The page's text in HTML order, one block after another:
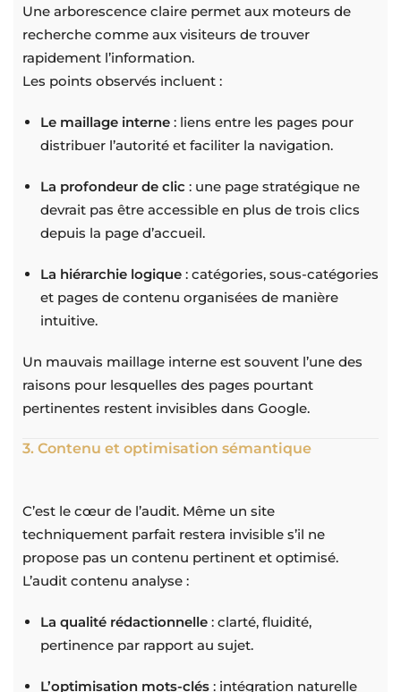
Une arborescence claire permet aux moteurs de
recherche comme aux visiteurs de trouver
rapidement l’information.
Les points observés incluent :
Le maillage interne : liens entre les pages pour
distribuer l’autorité et faciliter la navigation.
La profondeur de clic : une page stratégique ne
devrait pas être accessible en plus de trois clics
depuis la page d’accueil.
La hiérarchie logique : catégories, sous-catégories
et pages de contenu organisées de manière
intuitive.
Un mauvais maillage interne est souvent l’une des
raisons pour lesquelles des pages pourtant
pertinentes restent invisibles dans Google.
3. Contenu et optimisation sémantique
C’est le cœur de l’audit. Même un site
techniquement parfait restera invisible s’il ne
propose pas un contenu pertinent et optimisé.
L’audit contenu analyse :
La qualité rédactionnelle : clarté, fluidité,
pertinence par rapport au sujet.
L’optimisation mots-clés : intégration naturelle